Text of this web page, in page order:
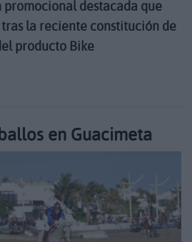
promocional destacada que
tras la reciente constitución de
producto Bike
en Guacimeta